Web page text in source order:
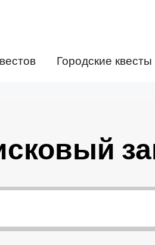
Городские квесты